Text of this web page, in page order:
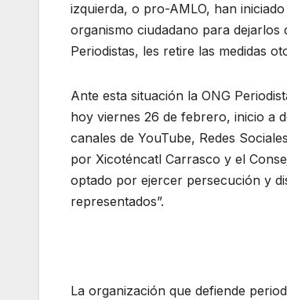
izquierda, o pro-AMLO, han
organismo ciudadano para
Periodistas, les retire las medidas
Ante esta situación la ONG
hoy viernes 26 de febrero, inicio a
canales de YouTube, Redes
por Xicoténcatl Carrasco y el
optado por ejercer persecución y
representados”.
La organización que defiende